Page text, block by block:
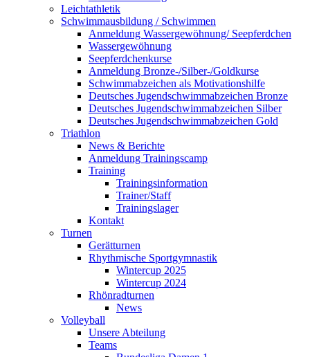
Leichtathletik
Schwimmausbildung / Schwimmen
Anmeldung Wassergewöhnung/ Seepferdchen
Wassergewöhnung
Seepferdchenkurse
Anmeldung Bronze-/Silber-/Goldkurse
Schwimmabzeichen als Motivationshilfe
Deutsches Jugendschwimmabzeichen Bronze
Deutsches Jugendschwimmabzeichen Silber
Deutsches Jugendschwimmabzeichen Gold
Triathlon
News & Berichte
Anmeldung Trainingscamp
Training
Trainingsinformation
Trainer/Staff
Trainingslager
Kontakt
Turnen
Gerätturnen
Rhythmische Sportgymnastik
Wintercup 2025
Wintercup 2024
Rhönradturnen
News
Volleyball
Unsere Abteilung
Teams